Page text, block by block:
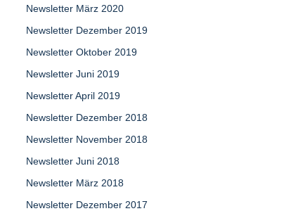
Newsletter März 2020
Newsletter Dezember 2019
Newsletter Oktober 2019
Newsletter Juni 2019
Newsletter April 2019
Newsletter Dezember 2018
Newsletter November 2018
Newsletter Juni 2018
Newsletter März 2018
Newsletter Dezember 2017